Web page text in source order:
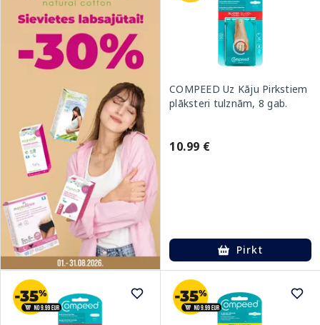
COMPEED Uz Kāju Pirkstiem
plāksteri tulznām, 8 gab.
10.99 €
Pirkt